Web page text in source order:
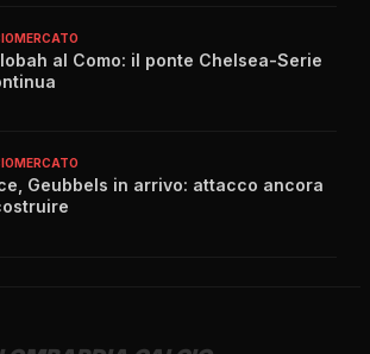
al Como: il ponte Chelsea-Serie
Geubbels in arrivo: attacco ancora